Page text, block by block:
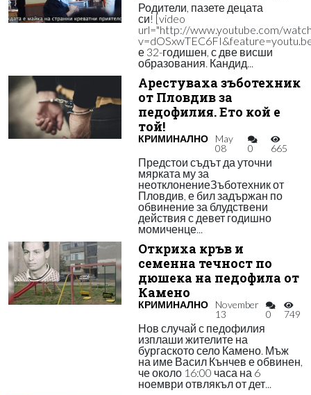
Родители, пазете децата
си! [video
url="http://www.youtube.com/
е 32-годишен, с две висши
образования. Кандид...
Арестуваха зъботехник
от Пловдив за
педофилия. Ето кой е
той!
КРИМИНАЛНО
May
08
0 665
Предстои съдът да уточни
мярката му за
неотклонениеЗъботехник от
Пловдив, е бил задържан по
обвинение за блудствени
действия с девет годишно
момиченце...
Откриха кръв и
семенна течност по
дюшека на педофила от
Камено
КРИМИНАЛНО
November
13
0 749
Нов случай с педофилия
изплаши жителите на
бургаското село Камено. Мъж
на име Васил Кънчев е обвинен,
че около 16:00 часа на 6
ноември отвлякъл от дет...